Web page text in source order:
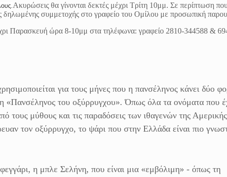
Ακυρώσεις θα γίνονται δεκτές μέχρι Τρίτη 10μμ. Σε περίπτωση που
δηλωμένης συμμετοχής στο γραφείο του Ομίλου με προσωπική
Παρασκευή ώρα 8-10μμ στα τηλέφωνα: γραφείο 2810-344588 &
για τους μήνες που η πανσέληνος κάνει δύο
«Πανσέληνος του οξύρρυγχου». Όπως όλα τα ονόματα που
τους μύθους και τις παραδόσεις των ιθαγενών της
τον οξύρρυγχο, το ψάρι που στην Ελλάδα είναι πιο
η μπλε Σελήνη, που είναι μια «εμβόλιμη» - όπως τη